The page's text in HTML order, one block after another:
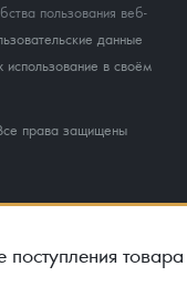
пользования веб-
данные
использование в своём
права защищены
товара